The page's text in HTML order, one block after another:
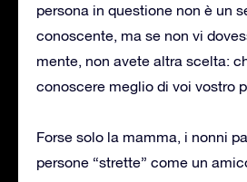
persona in questione non è un
conoscente, ma se non vi
mente, non avete altra scelta:
conoscere meglio di voi vostro
Forse solo la mamma, i nonni
persone “strette” come un